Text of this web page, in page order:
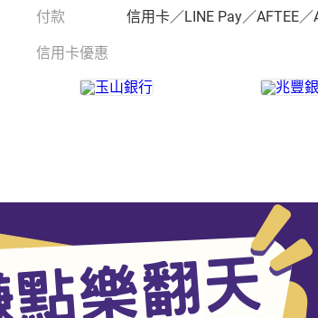
付款 信用卡／LINE Pay／AFTEE／
信用卡優惠